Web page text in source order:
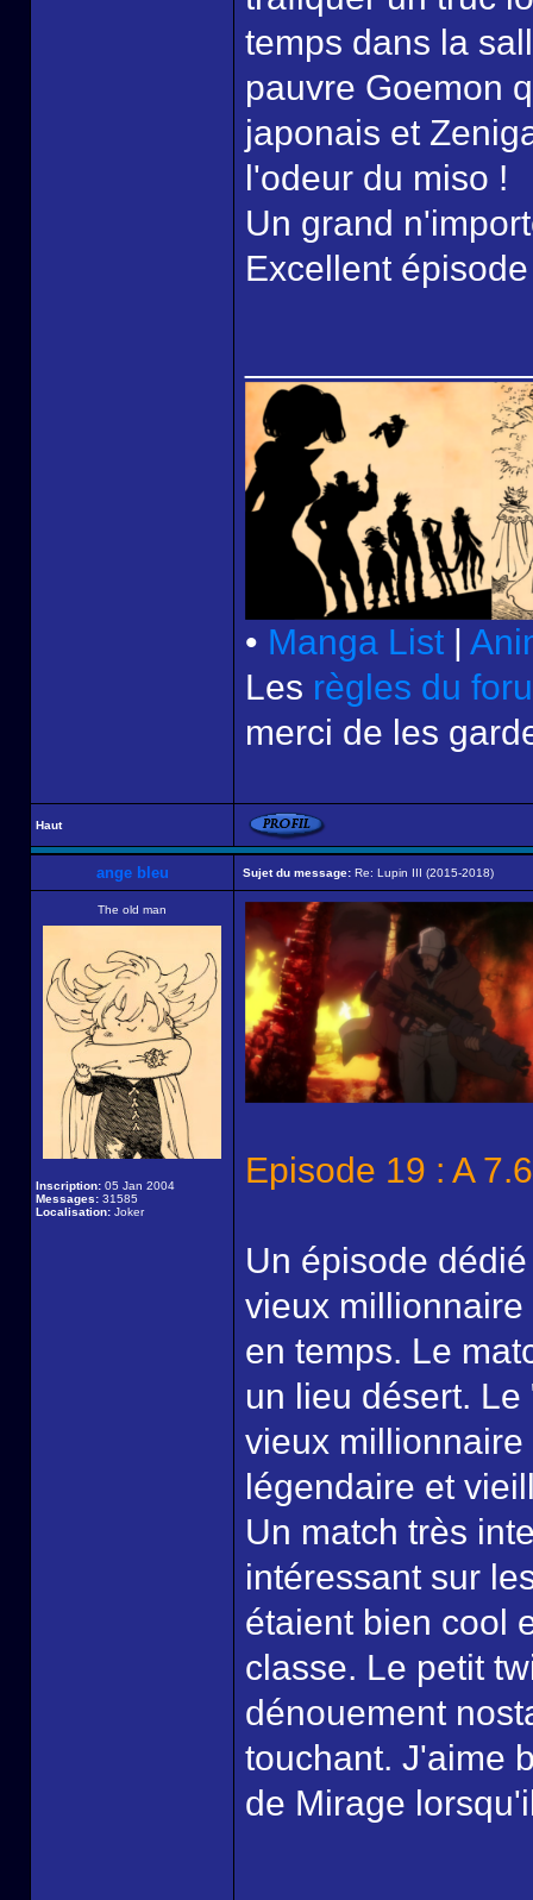
temps dans la
pauvre Goemon
japonais et
l'odeur du miso !
Un grand
Excellent
• Manga List |
Les règles du
merci de les
Haut
ange bleu Sujet du message: Re: Lupin III (2015-2018)
The old man
Inscription: 05 Jan 2004
Messages: 31585
Localisation: Joker
Episode 19 : A
Un épisode
vieux
en temps. Le
un lieu désert.
vieux
légendaire et
Un match très
intéressant sur
étaient bien cool
classe. Le petit
dénouement
touchant. J'aime
de Mirage